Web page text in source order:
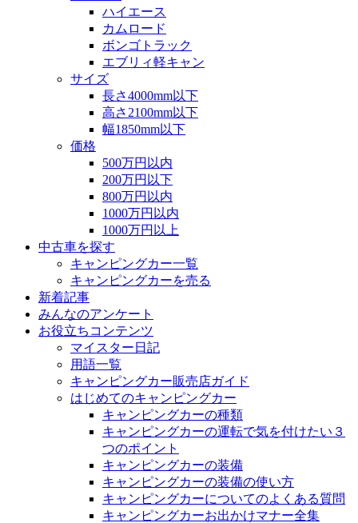
ハイエース
カムロード
ボンゴトラック
エブリィ軽キャン
サイズ
長さ4000mm以下
高さ2100mm以下
幅1850mm以下
価格
500万円以内
200万円以下
800万円以内
1000万円以内
1000万円以上
中古車を探す
キャンピングカー一覧
キャンピングカーを売る
新着記事
みんなのアンケート
お役立ちコンテンツ
マイスター日記
用語一覧
キャンピングカー販売店ガイド
はじめてのキャンピングカー
キャンピングカーの種類
キャンピングカーの運転で気を付けたい３
つのポイント
キャンピングカーの装備
キャンピングカーの装備の使い方
キャンピングカーについてのよくある質問
キャンピングカーお出かけマナー全集